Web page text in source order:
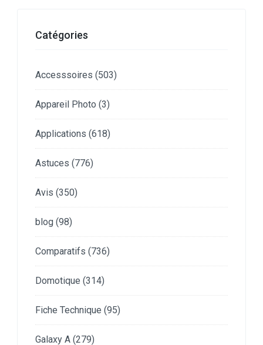
Catégories
Accesssoires (503)
Appareil Photo (3)
Applications (618)
Astuces (776)
Avis (350)
blog (98)
Comparatifs (736)
Domotique (314)
Fiche Technique (95)
Galaxy A (279)